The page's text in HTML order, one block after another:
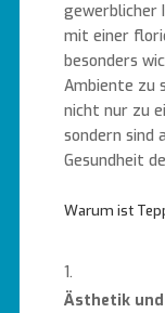
gewerblicher
mit einer
besonders
Ambiente zu
nicht nur zu
sondern sind
Gesundheit
Warum ist
Ästhetik